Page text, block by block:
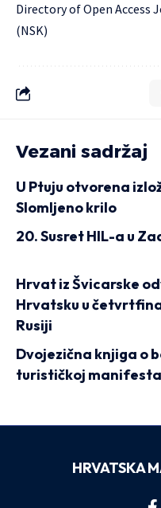
Directory of Open Access
(NSK)
Vezani sadržaj
U Ptuju otvorena
Slomljeno krilo
20. Susret HIL-a u
Hrvat iz Švicarske
Hrvatsku u
Rusiji
Dvojezična knjiga o
turističkoj
HRVATSKA